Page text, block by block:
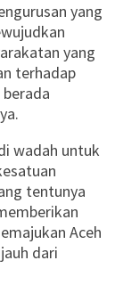
yang
yang
terhadap
wadah untuk
tentunya
Aceh
dari